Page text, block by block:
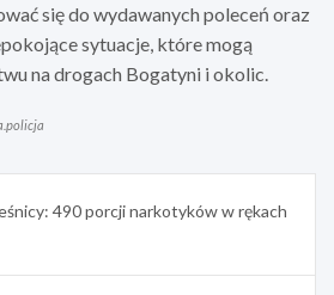
się do wydawanych poleceń oraz
sytuacje, które mogą
na drogach Bogatyni i okolic.
490 porcji narkotyków w rękach